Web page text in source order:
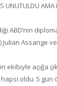
UNUTULDU AMA
ABD’nin
Julian Assange
ekibiyle açığa
oldu. 5 gün